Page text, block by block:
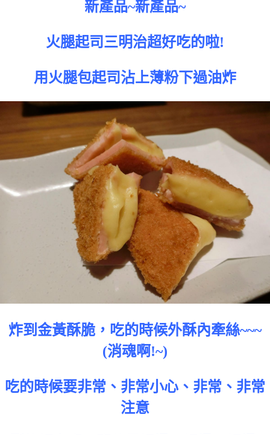
新產品~新產品~
火腿起司三明治超好吃的啦!
用火腿包起司沾上薄粉下過油炸
炸到金黃酥脆，吃的時候外酥內牽絲~~~
(消魂啊!~)
吃的時候要非常、非常小心、非常、非常
注意